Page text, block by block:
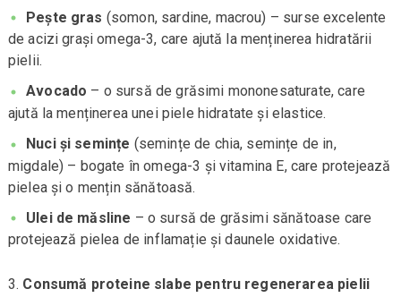
Pește gras (somon, sardine, macrou) – surse excelente
de acizi grași omega-3, care ajută la menținerea hidratării
pielii.
Avocado – o sursă de grăsimi mononesaturate, care
ajută la menținerea unei piele hidratate și elastice.
Nuci și semințe (semințe de chia, semințe de in,
migdale) – bogate în omega-3 și vitamina E, care protejează
pielea și o mențin sănătoasă.
Ulei de măsline – o sursă de grăsimi sănătoase care
protejează pielea de inflamație și daunele oxidative.
Consumă proteine slabe pentru regenerarea pielii